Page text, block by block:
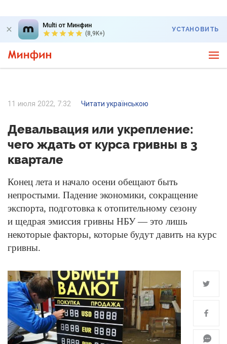
Multi от Минфин
(8,9K+)
УСТАНОВИТЬ
11 июля 2022, 7:32 Читати українською
Девальвация или укрепление:
чего ждать от курса гривны в 3
квартале
Конец лета и начало осени обещают быть
непростыми. Падение экономики, сокращение
экспорта, подготовка к отопительному сезону
и щедрая эмиссия гривны НБУ — это лишь
некоторые факторы, которые будут давить на курс
гривны.